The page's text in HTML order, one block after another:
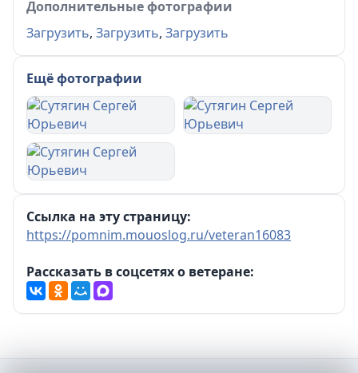
Дополнительные фотографии
Загрузить, Загрузить, Загрузить
Ещё фотографии
Ссылка на эту страницу:
https://pomnim.mouoslog.ru/veteran16083
Рассказать в соцсетях о ветеране: